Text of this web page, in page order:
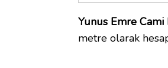
Yunus Emre Cami
metre olarak